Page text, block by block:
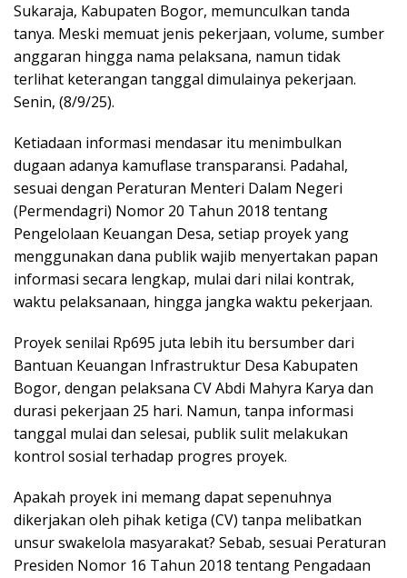
Sukaraja, Kabupaten Bogor, memunculkan tanda
tanya. Meski memuat jenis pekerjaan, volume, sumber
anggaran hingga nama pelaksana, namun tidak
terlihat keterangan tanggal dimulainya pekerjaan.
Senin, (8/9/25).
Ketiadaan informasi mendasar itu menimbulkan
dugaan adanya kamuflase transparansi. Padahal,
sesuai dengan Peraturan Menteri Dalam Negeri
(Permendagri) Nomor 20 Tahun 2018 tentang
Pengelolaan Keuangan Desa, setiap proyek yang
menggunakan dana publik wajib menyertakan papan
informasi secara lengkap, mulai dari nilai kontrak,
waktu pelaksanaan, hingga jangka waktu pekerjaan.
Proyek senilai Rp695 juta lebih itu bersumber dari
Bantuan Keuangan Infrastruktur Desa Kabupaten
Bogor, dengan pelaksana CV Abdi Mahyra Karya dan
durasi pekerjaan 25 hari. Namun, tanpa informasi
tanggal mulai dan selesai, publik sulit melakukan
kontrol sosial terhadap progres proyek.
Apakah proyek ini memang dapat sepenuhnya
dikerjakan oleh pihak ketiga (CV) tanpa melibatkan
unsur swakelola masyarakat? Sebab, sesuai Peraturan
Presiden Nomor 16 Tahun 2018 tentang Pengadaan